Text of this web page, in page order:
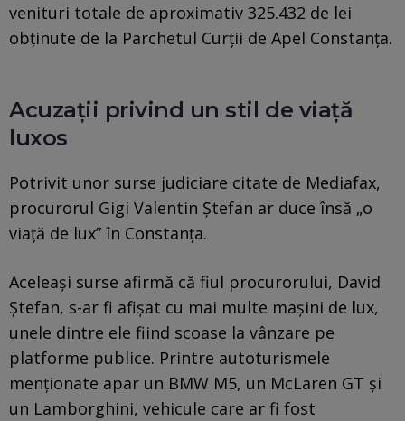
venituri totale de aproximativ 325.432 de lei
obținute de la Parchetul Curții de Apel Constanța.
Acuzații privind un stil de viață
luxos
Potrivit unor surse judiciare citate de Mediafax,
procurorul Gigi Valentin Ștefan ar duce însă „o
viață de lux” în Constanța.
Aceleași surse afirmă că fiul procurorului, David
Ștefan, s-ar fi afișat cu mai multe mașini de lux,
unele dintre ele fiind scoase la vânzare pe
platforme publice. Printre autoturismele
menționate apar un BMW M5, un McLaren GT și
un Lamborghini, vehicule care ar fi fost